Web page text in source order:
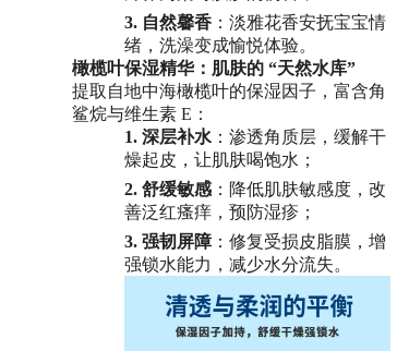
3. 自然馨香：淡雅花香安抚宝宝情
绪，洗澡变成愉悦体验。
橄榄叶保湿精华：肌肤的 “天然水库”
提取自地中海橄榄叶的保湿因子，富含角
鲨烷与维生素 E：
1. 深层补水：渗透角质层，缓解干
燥起皮，让肌肤喝饱水；
2. 舒缓敏感：降低肌肤敏感度，改
善泛红瘙痒，预防湿疹；
3. 强韧屏障：修复受损皮脂膜，增
强锁水能力，减少水分流失。